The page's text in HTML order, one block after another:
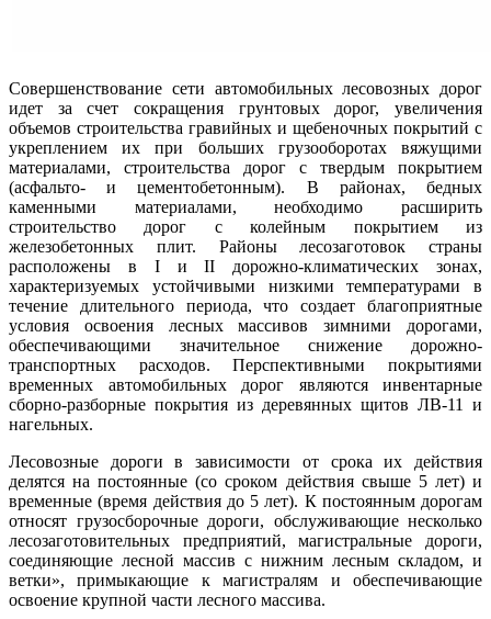
Совершенствование сети автомобильных лесовозных дорог
идет за счет сокращения грунтовых дорог, увеличения
объемов строительства гравийных и щебеночных покрытий с
укреплением их при больших грузооборотах вяжущими
материалами, строительства дорог с твердым покрытием
(асфальто- и цементобетонным). В районах, бедных
каменными материалами, необходимо расширить
строительство дорог с колейным покрытием из
железобетонных плит. Районы лесозаготовок страны
расположены в I и II дорожно-климатических зонах,
характеризуемых устойчивыми низкими температурами в
течение длительного периода, что создает благоприятные
условия освоения лесных массивов зимними дорогами,
обеспечивающими значительное снижение дорожно-
транспортных расходов. Перспективными покрытиями
временных автомобильных дорог являются инвентарные
сборно-разборные покрытия из деревянных щитов ЛВ-11 и
нагельных.
Лесовозные дороги в зависимости от срока их действия
делятся на постоянные (со сроком действия свыше 5 лет) и
временные (время действия до 5 лет). К постоянным дорогам
относят грузосборочные дороги, обслуживающие несколько
лесозаготовительных предприятий, магистральные дороги,
соединяющие лесной массив с нижним лесным складом, и
ветки», примыкающие к магистралям и обеспечивающие
освоение крупной части лесного массива.